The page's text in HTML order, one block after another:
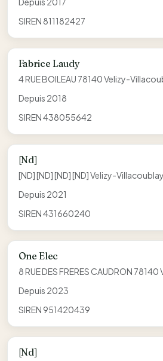
SIREN 811182427
Fabrice Laudy
4 RUE BOILEAU 78140 Velizy-
Depuis 2018
SIREN 438055642
[Nd]
[ND] [ND] [ND] [ND] Velizy-Villacoublay
Depuis 2021
SIREN 431660240
One Elec
8 RUE DES FRERES CAUDRON
Depuis 2023
SIREN 951420439
[Nd]